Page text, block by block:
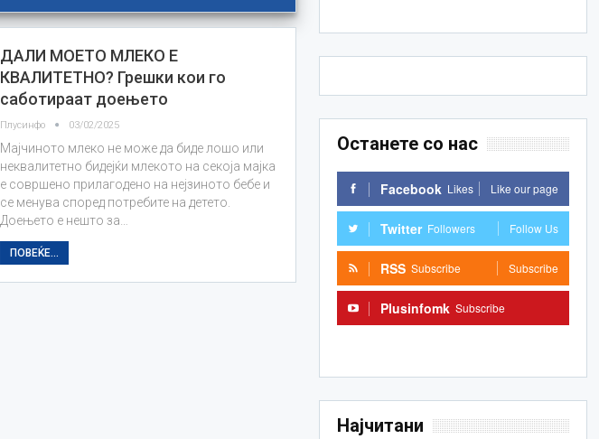
ДАЛИ МОЕТО МЛЕКО Е
КВАЛИТЕТНО? Грешки кои го
саботираат доењето
Плусинфо 03/02/2025
Мајчиното млеко не може да биде лошо или
неквалитетно бидејќи млекото на секоја мајка
е совршено прилагодено на нејзиното бебе и
се менува според потребите на детето.
Доењето е нешто за…
ПОВЕЌЕ...
Останете со нас
Facebook Likes Like our page
Twitter Followers Follow Us
RSS Subscribe Subscribe
Plusinfomk Subscribe
Најчитани